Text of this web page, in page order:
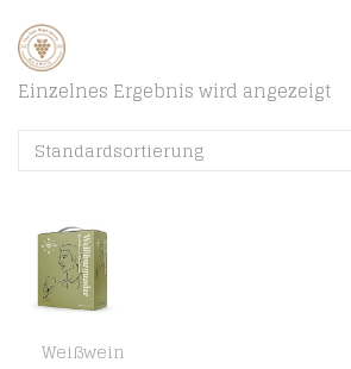
Einzelnes Ergebnis wird angezeigt
Standardsortierung
Weißwein